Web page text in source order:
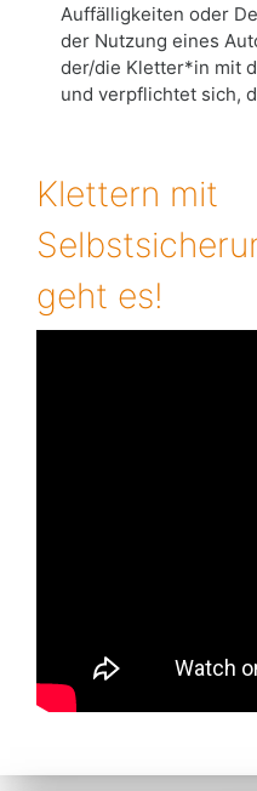
Auffälligkeiten oder
der Nutzung eines
der/die Kletter*in mit
und verpflichtet sich,
Klettern mit
geht es!